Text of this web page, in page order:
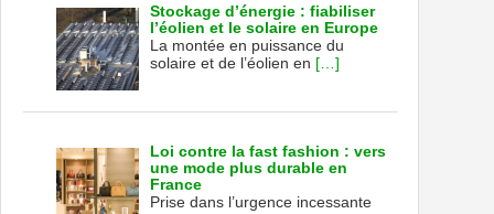
Stockage d’énergie : fiabiliser
l’éolien et le solaire en Europe
La montée en puissance du
solaire et de l’éolien en […]
Loi contre la fast fashion : vers
une mode plus durable en
France
Prise dans l’urgence incessante